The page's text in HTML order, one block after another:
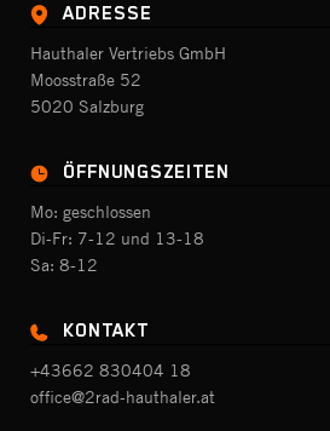
ADRESSE
Hauthaler Vertriebs GmbH
Moosstraße 52
5020 Salzburg
ÖFFNUNGSZEITEN
Mo: geschlossen
Di-Fr: 7-12 und 13-18
Sa: 8-12
KONTAKT
+43662 830404 18
office@2rad-hauthaler.at